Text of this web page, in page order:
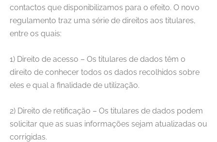
contactos que disponibilizamos para o efeito. O novo
regulamento traz uma série de direitos aos titulares,
entre os quais:
1) Direito de acesso – Os titulares de dados têm o
direito de conhecer todos os dados recolhidos sobre
eles e qual a finalidade de utilização.
2) Direito de retificação – Os titulares de dados podem
solicitar que as suas informações sejam atualizadas ou
corrigidas.